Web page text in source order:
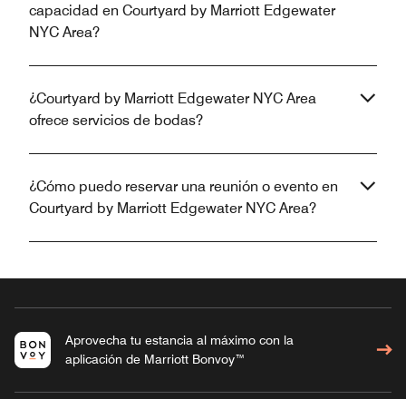
capacidad en Courtyard by Marriott Edgewater
NYC Area?
¿Courtyard by Marriott Edgewater NYC Area
ofrece servicios de bodas?
¿Cómo puedo reservar una reunión o evento en
Courtyard by Marriott Edgewater NYC Area?
Aprovecha tu estancia al máximo con la
aplicación de Marriott Bonvoy™